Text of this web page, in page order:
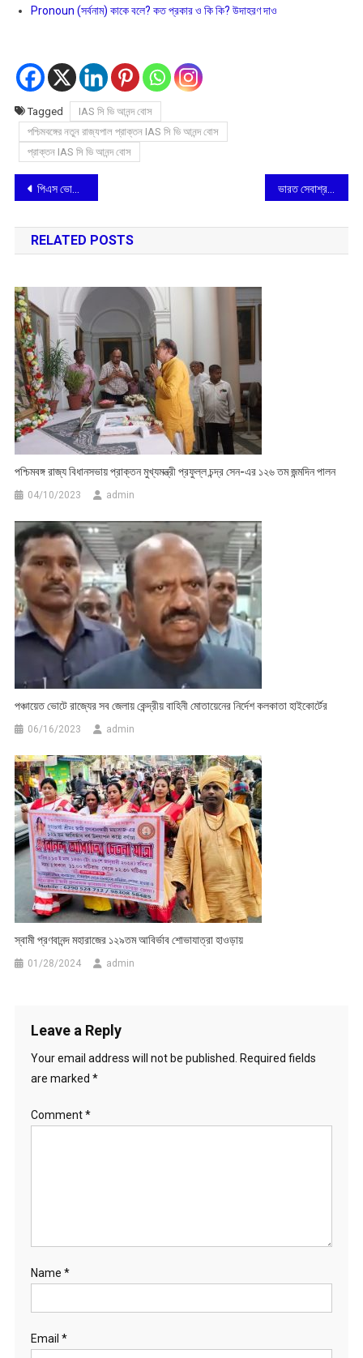
Pronoun (সর্বনাম) কাকে বলে? কত প্রকার ও কি কি? উদাহরণ দাও
Tagged
IAS সি ভি আনন্দ বোস
পশ্চিমবঙ্গের নতুন রাজ্যপাল প্রাক্তন IAS সি ভি আনন্দ বোস
প্রাক্তন IAS সি ভি আনন্দ বোস
Post
navigation
পিএস ভোপাল যেটির পরিবর্তিত নাম বেঙ্গল প্যাডেল, এখন পর্যটনক্ষেত্র ভারত সেবাশ্রমে বৈদিক শান্তি যজ্ঞ
RELATED POSTS
পশ্চিমবঙ্গ রাজ্য বিধানসভায় প্রাক্তন মুখ্যমন্ত্রী প্রফুল্ল চন্দ্র সেন-এর ১২৬ তম জন্মদিন পালন
04/10/2023 admin
পঞ্চায়েত ভোটে রাজ্যের সব জেলায় কেন্দ্রীয় বাহিনী মোতায়েনের নির্দেশ কলকাতা হাইকোর্টের
06/16/2023 admin
স্বামী প্রণবানন্দ মহারাজের ১২৯তম আবির্ভাব শোভাযাত্রা হাওড়ায়
01/28/2024 admin
Leave a Reply
Your email address will not be published. Required fields
are marked *
Comment*
Name *
Email *